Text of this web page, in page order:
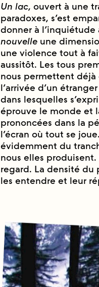
Un lac, ouvert à une
paradoxes, s’est
donner à l’inquiétude
nouvelle une
une violence tout à
aussitôt. Les tous
nous permettent
l’arrivée d’un
dans lesquelles
éprouve le monde et
prononcées dans la
l’écran où tout se
évidemment du
nous elles
regard. La densité du
les entendre et leur